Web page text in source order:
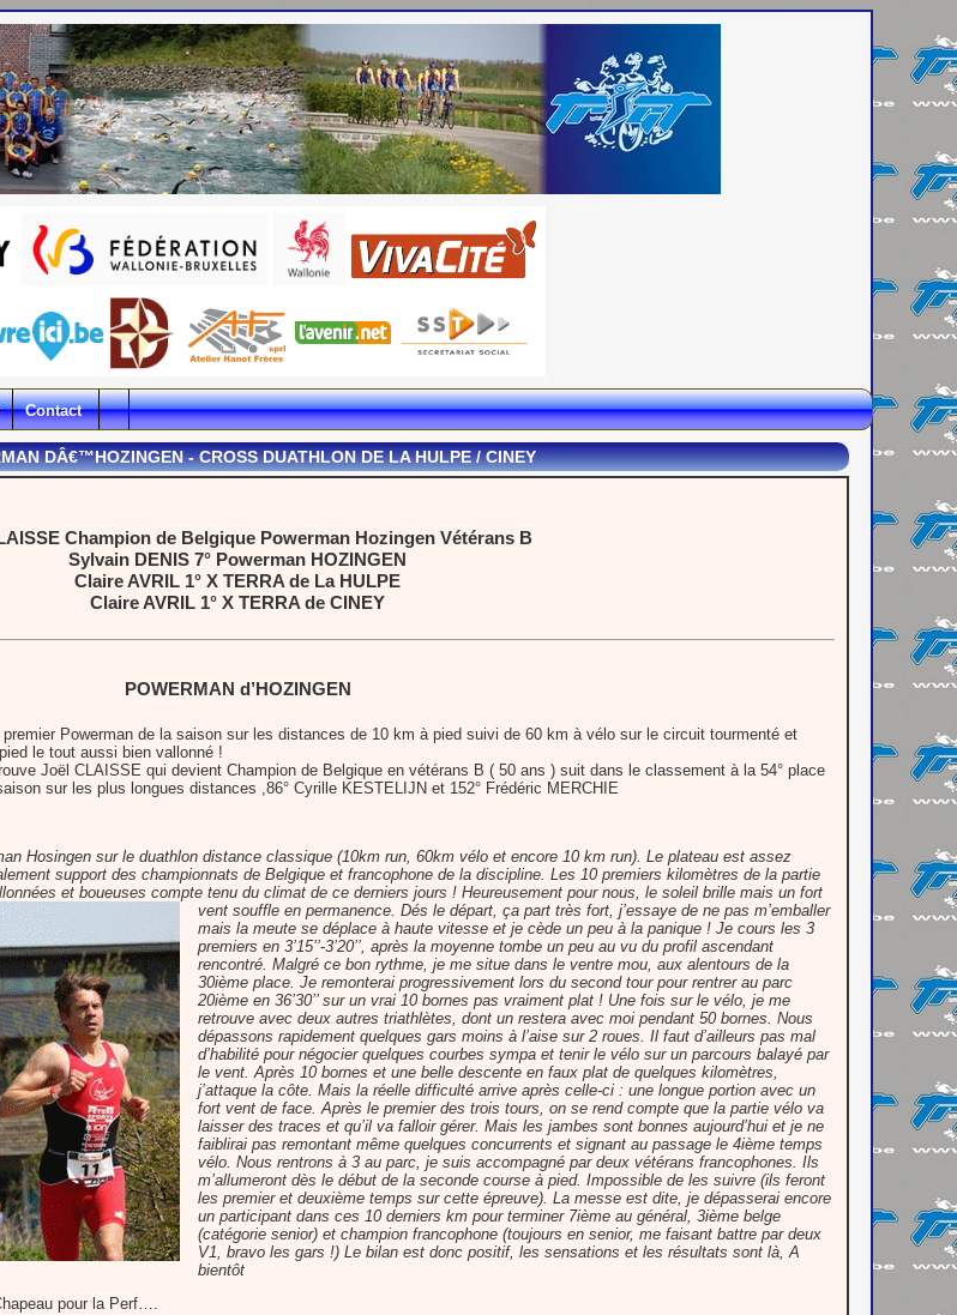
Contact
DÂ€™HOZINGEN - CROSS DUATHLON DE LA HULPE / CINEY
Champion de Belgique Powerman Hozingen Vétérans B
Sylvain DENIS 7° Powerman HOZINGEN
Claire AVRIL 1° X TERRA de La HULPE
Claire AVRIL 1° X TERRA de CINEY
POWERMAN d’HOZINGEN
Powerman de la saison sur les distances de 10 km à pied suivi de 60 km à vélo sur le circuit tourmenté et
le tout aussi bien vallonné !
Joël CLAISSE qui devient Champion de Belgique en vétérans B ( 50 ans ) suit dans le classement à la 54° place
sur les plus longues distances ,86° Cyrille KESTELIJN et 152° Frédéric MERCHIE
Hosingen sur le duathlon distance classique (10km run, 60km vélo et encore 10 km run). Le plateau est assez
support des championnats de Belgique et francophone de la discipline. Les 10 premiers kilomètres de la partie
et boueuses compte tenu du climat de ce derniers jours ! Heureusement pour nous, le soleil brille mais un fort
vent souffle en permanence. Dés le départ, ça part très fort, j’essaye de ne pas m’emballer
mais la meute se déplace à haute vitesse et je cède un peu à la panique ! Je cours les 3
premiers en 3’15’’-3’20’’, après la moyenne tombe un peu au vu du profil ascendant
rencontré. Malgré ce bon rythme, je me situe dans le ventre mou, aux alentours de la
30ième place. Je remonterai progressivement lors du second tour pour rentrer au parc
20ième en 36’30’’ sur un vrai 10 bornes pas vraiment plat ! Une fois sur le vélo, je me
retrouve avec deux autres triathlètes, dont un restera avec moi pendant 50 bornes. Nous
dépassons rapidement quelques gars moins à l’aise sur 2 roues. Il faut d’ailleurs pas mal
d’habilité pour négocier quelques courbes sympa et tenir le vélo sur un parcours balayé par
le vent. Après 10 bornes et une belle descente en faux plat de quelques kilomètres,
j’attaque la côte. Mais la réelle difficulté arrive après celle-ci : une longue portion avec un
fort vent de face. Après le premier des trois tours, on se rend compte que la partie vélo va
laisser des traces et qu’il va falloir gérer. Mais les jambes sont bonnes aujourd’hui et je ne
faiblirai pas remontant même quelques concurrents et signant au passage le 4ième temps
vélo. Nous rentrons à 3 au parc, je suis accompagné par deux vétérans francophones. Ils
m’allumeront dès le début de la seconde course à pied. Impossible de les suivre (ils feront
les premier et deuxième temps sur cette épreuve). La messe est dite, je dépasserai encore
un participant dans ces 10 derniers km pour terminer 7ième au général, 3ième belge
(catégorie senior) et champion francophone (toujours en senior, me faisant battre par deux
V1, bravo les gars !) Le bilan est donc positif, les sensations et les résultats sont là, A
bientôt
pour la Perf….